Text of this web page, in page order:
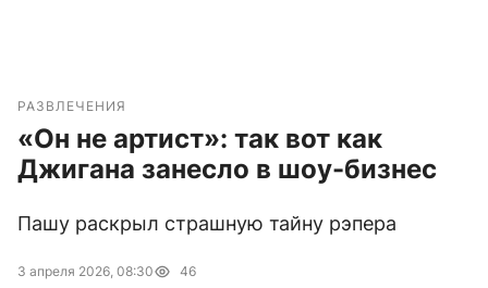
РАЗВЛЕЧЕНИЯ
«Он не артист»: так вот как
Джигана занесло в шоу-бизнес
Пашу раскрыл страшную тайну рэпера
3 апреля 2026, 08:30 46